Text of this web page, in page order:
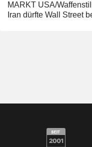
MARKT USA/
Iran dürfte Wall Street